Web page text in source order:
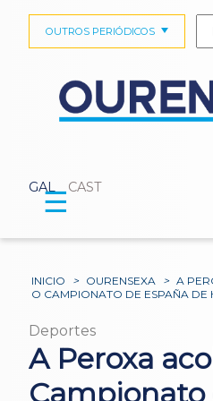
GAL CAST
OUTROS PERIÓDICOS
☰
INICIO > OURENSEXA > A
O CAMPIONATO DE ESPAÑA DE
Deportes
A Peroxa
Campionato